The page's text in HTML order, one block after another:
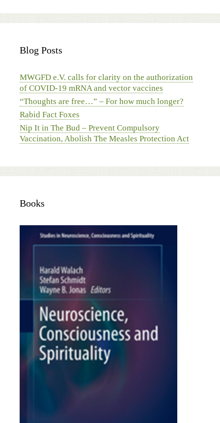
Blog Posts
MWGFD e.V. calls for clarity on the authorization
of COVID-19 mRNA and vector vaccines
“Thoughts are free…” – For how much longer?
Rabid Fact Foxes
Nip It in The Bud – Prevent Compulsory
Vaccination, Abolish The Measles Protection Act
Books